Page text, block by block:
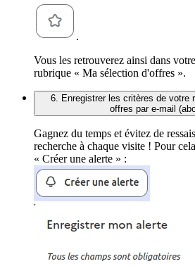
.
Vous les retrouverez ainsi dans
rubrique « Ma sélection d'offres ».
6. Enregistrer les critères de votre
offres par e-mail
Gagnez du temps et évitez de
recherche à chaque visite ! Pour
« Créer une alerte » :